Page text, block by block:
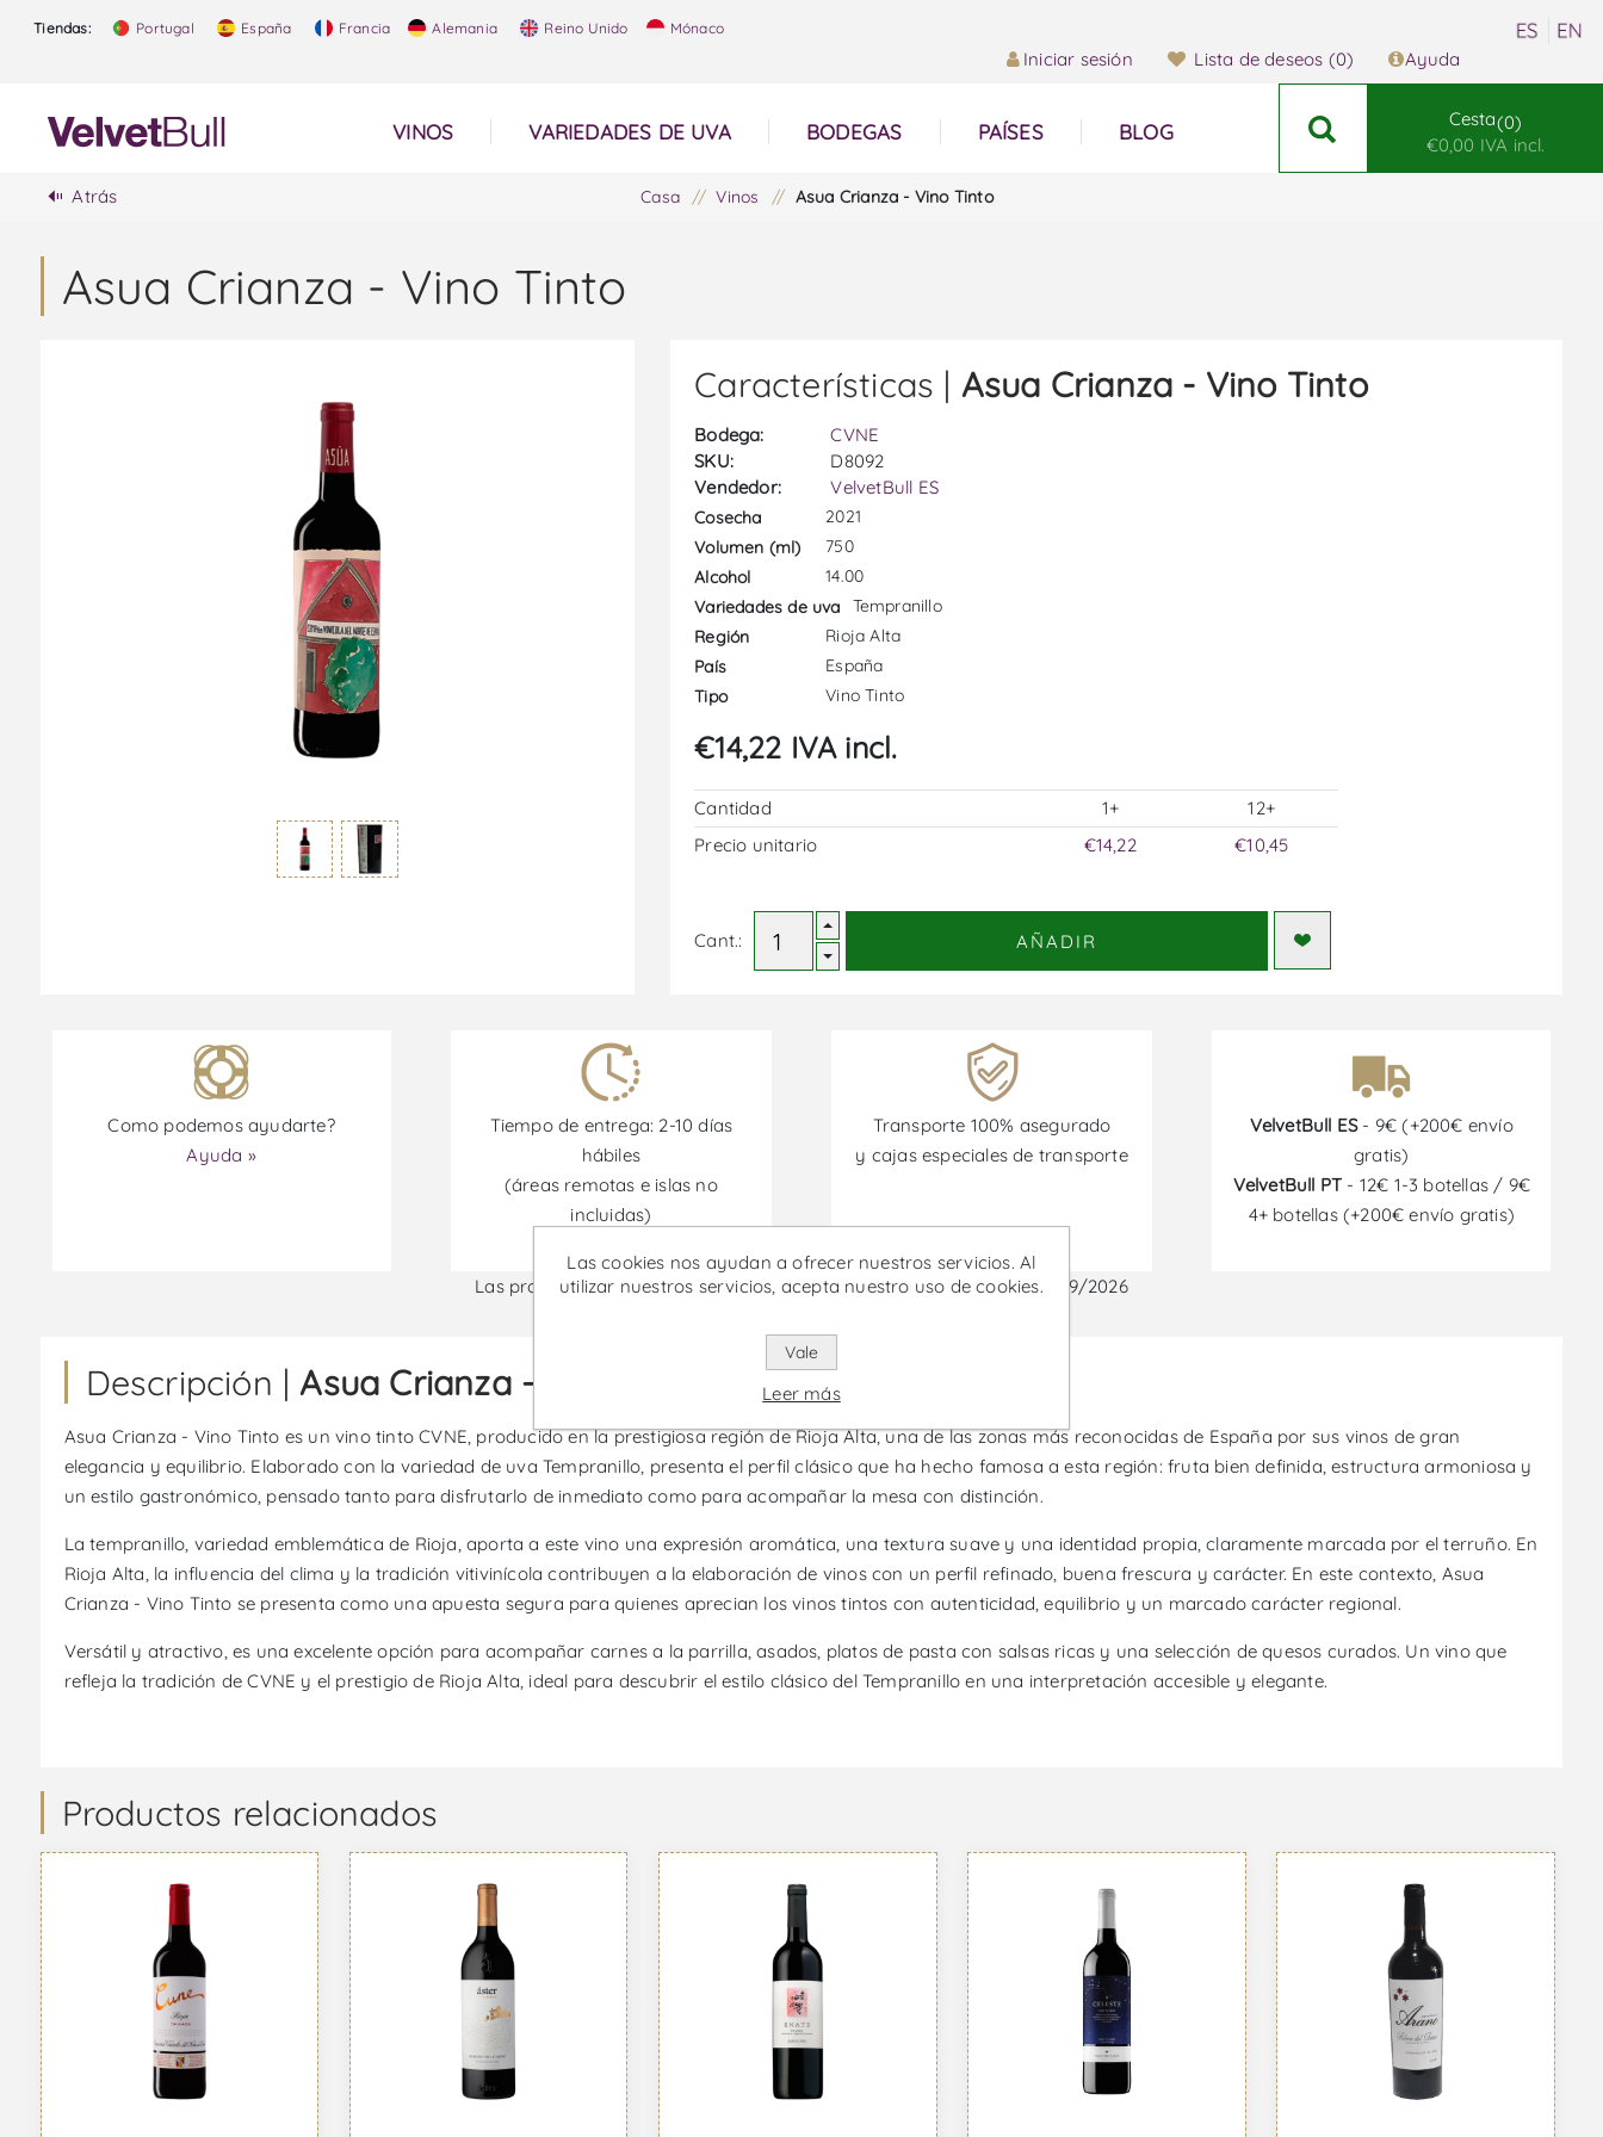
Tiendas: Portugal España Francia Alemania Reino Unido Mónaco
Iniciar sesión Lista de deseos (0) Ayuda
VINOS VARIEDADES DE UVA BODEGAS PAÍSES BLOG
Cesta 0
€0,00 IVA incl.
Atrás Casa / Vinos / Asua Crianza - Vino Tinto
Asua Crianza - Vino Tinto
Características | Asua Crianza - Vino Tinto
Bodega:
CVNE
SKU:
D8092
Vendedor:
VelvetBull ES
Cosecha
2021
Volumen (ml)
750
Alcohol
14.00
Variedades de uva
Tempranillo
Región
Rioja Alta
País
España
Tipo
Vino Tinto
€14,22 IVA incl.
Cantidad 1+
12+
Precio unitario
€14,22 €10,45
Cant.: AÑADIR
Como podemos ayudarte?
Ayuda »
Tiempo de entrega: 2-10 días
hábiles
(áreas remotas e islas no
incluidas)
Transporte 100% asegurado
y cajas especiales de transporte
VelvetBull ES- 9€ (+200€ envío
gratis)
VelvetBull PT - 12€ 1-3 botellas / 9€
4+ botellas (+200€ envío gratis)
Las promociones están disponibles desde el 30/06/2026 hasta el 30/09/2026
Descripción |Asua Crianza - Vino Tinto
Asua Crianza - Vino Tinto es un vino tinto CVNE, producido en la prestigiosa región de Rioja Alta, una de las zonas más reconocidas de España por sus vinos de gran
elegancia y equilibrio. Elaborado con la variedad de uva Tempranillo, presenta el perfil clásico que ha hecho famosa a esta región: fruta bien definida, estructura armoniosa y
un estilo gastronómico, pensado tanto para disfrutarlo de inmediato como para acompañar la mesa con distinción.
La tempranillo, variedad emblemática de Rioja, aporta a este vino una expresión aromática, una textura suave y una identidad propia, claramente marcada por el terruño. En
Rioja Alta, la influencia del clima y la tradición vitivinícola contribuyen a la elaboración de vinos con un perfil refinado, buena frescura y carácter. En este contexto, Asua
Crianza - Vino Tinto se presenta como una apuesta segura para quienes aprecian los vinos tintos con autenticidad, equilibrio y un marcado carácter regional.
Versátil y atractivo, es una excelente opción para acompañar carnes a la parrilla, asados, platos de pasta con salsas ricas y una selección de quesos curados. Un vino que
refleja la tradición de CVNE y el prestigio de Rioja Alta, ideal para descubrir el estilo clásico del Tempranillo en una interpretación accesible y elegante.
Productos relacionados
Las cookies nos ayudan a ofrecer nuestros servicios. Al
utilizar nuestros servicios, acepta nuestro uso de cookies.
Vale
Leer más